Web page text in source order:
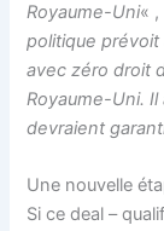
Royaume-Uni«
politique
avec zéro droit
Royaume-Uni.
devraient
Une nouvelle
Si ce deal –